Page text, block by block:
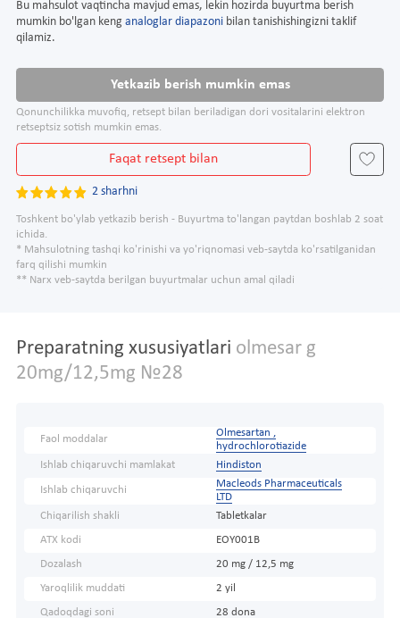
Bu mahsulot vaqtincha mavjud emas, lekin hozirda buyurtma berish
mumkin bo'lgan keng analoglar diapazoni bilan tanishishingizni taklif
qilamiz.
Yetkazib berish mumkin emas
Qonunchilikka muvofiq, retsept bilan beriladigan dori vositalarini elektron
retseptsiz sotish mumkin emas.
Faqat retsept bilan
2 sharhni
Toshkent bo'ylab yetkazib berish - Buyurtma to'langan paytdan boshlab 2 soat
ichida.
* Mahsulotning tashqi ko'rinishi va yo'riqnomasi veb-saytda ko'rsatilganidan
farq qilishi mumkin
** Narx veb-saytda berilgan buyurtmalar uchun amal qiladi
Preparatning xususiyatlari olmesar g
20mg/12,5mg №28
Faol moddalar
Olmesartan ,
hydrochlorotiazide
Ishlab chiqaruvchi mamlakat
Hindiston
Ishlab chiqaruvchi
Macleods Pharmaceuticals
LTD
Chiqarilish shakli
Tabletkalar
ATX kodi EOY001B
Dozalash 20 mg / 12,5 mg
Yaroqlilik muddati 2 yil
Qadoqdagi soni 28 dona